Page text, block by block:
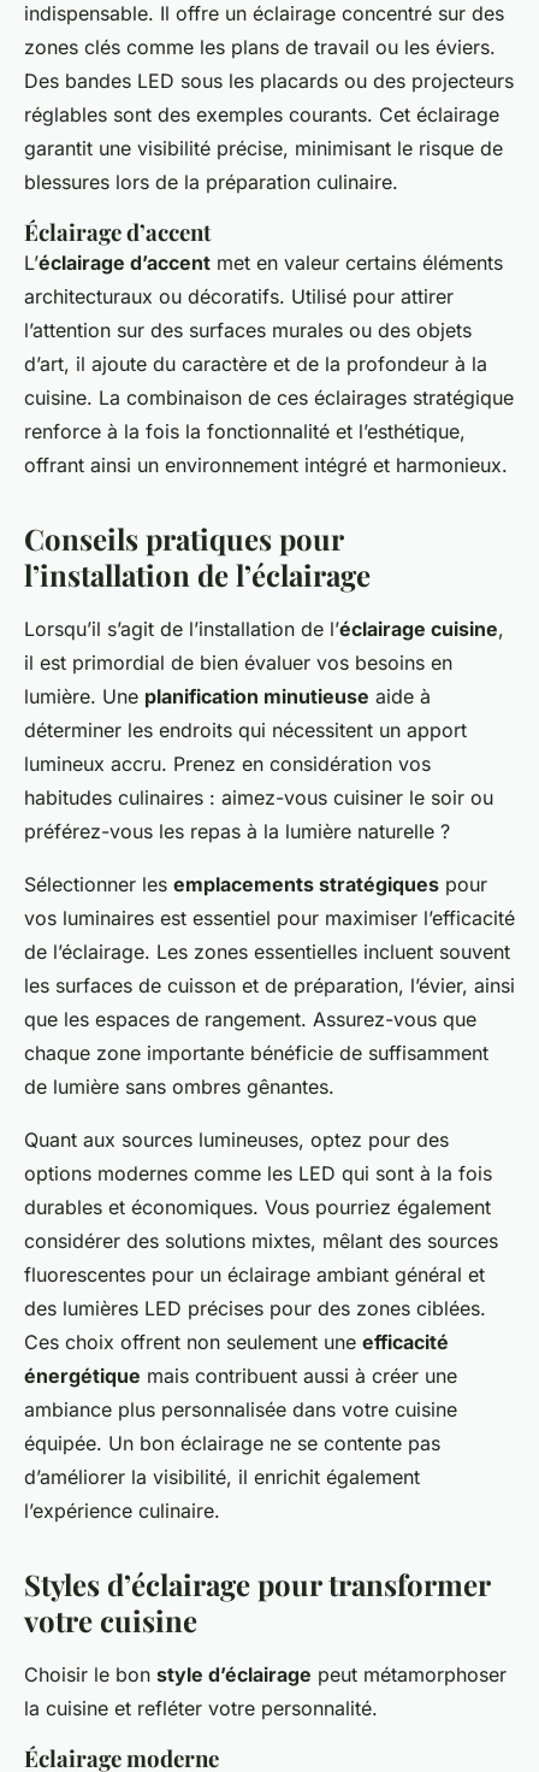
indispensable. Il offre un éclairage concentré sur des
zones clés comme les plans de travail ou les éviers.
Des bandes LED sous les placards ou des projecteurs
réglables sont des exemples courants. Cet éclairage
garantit une visibilité précise, minimisant le risque de
blessures lors de la préparation culinaire.
Éclairage d’accent
L’éclairage d’accent met en valeur certains éléments
architecturaux ou décoratifs. Utilisé pour attirer
l’attention sur des surfaces murales ou des objets
d’art, il ajoute du caractère et de la profondeur à la
cuisine. La combinaison de ces éclairages stratégique
renforce à la fois la fonctionnalité et l’esthétique,
offrant ainsi un environnement intégré et harmonieux.
Conseils pratiques pour
l’installation de l’éclairage
Lorsqu’il s’agit de l’installation de l’éclairage cuisine,
il est primordial de bien évaluer vos besoins en
lumière. Une planification minutieuse aide à
déterminer les endroits qui nécessitent un apport
lumineux accru. Prenez en considération vos
habitudes culinaires : aimez-vous cuisiner le soir ou
préférez-vous les repas à la lumière naturelle ?
Sélectionner les emplacements stratégiques pour
vos luminaires est essentiel pour maximiser l’efficacité
de l’éclairage. Les zones essentielles incluent souvent
les surfaces de cuisson et de préparation, l’évier, ainsi
que les espaces de rangement. Assurez-vous que
chaque zone importante bénéficie de suffisamment
de lumière sans ombres gênantes.
Quant aux sources lumineuses, optez pour des
options modernes comme les LED qui sont à la fois
durables et économiques. Vous pourriez également
considérer des solutions mixtes, mêlant des sources
fluorescentes pour un éclairage ambiant général et
des lumières LED précises pour des zones ciblées.
Ces choix offrent non seulement une efficacité
énergétique mais contribuent aussi à créer une
ambiance plus personnalisée dans votre cuisine
équipée. Un bon éclairage ne se contente pas
d’améliorer la visibilité, il enrichit également
l’expérience culinaire.
Styles d’éclairage pour transformer
votre cuisine
Choisir le bon style d’éclairage peut métamorphoser
la cuisine et refléter votre personnalité.
Éclairage moderne